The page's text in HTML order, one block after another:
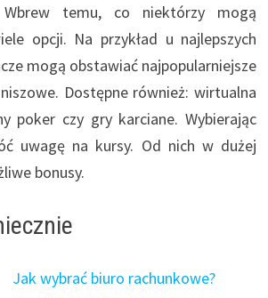
Wbrew temu, co niektórzy mogą
opcji. Na przykład u najlepszych
mogą obstawiać najpopularniejsze
Dostępne również: wirtualna
poker czy gry karciane. Wybierając
uwagę na kursy. Od nich w dużej
bonusy.
Jak wybrać biuro rachunkowe?